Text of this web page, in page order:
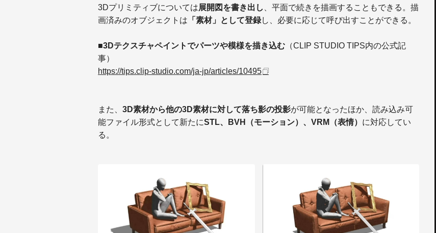
3Dプリミティブについては展開図を書き出し
、平面で続きを描画することもできる。描
画済みのオブジェクトは 「素材」として登録し、必要に応じて呼び出すことができる。
■3Dテクスチャペイントでパーツや模様を描き込む （CLIP STUDIO TIPS内の公式記
事）
https://tips.clip-studio.com/ja-jp/articles/10495
また、 3D素材から他の3D素材に対して落ち影の投影が可能となったほか、読み込み可
能ファイル形式として新たにSTL、BVH（モーション）、VRM（表情） に対応してい
る。